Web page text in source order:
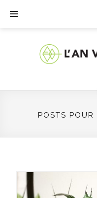
POSTS POUR